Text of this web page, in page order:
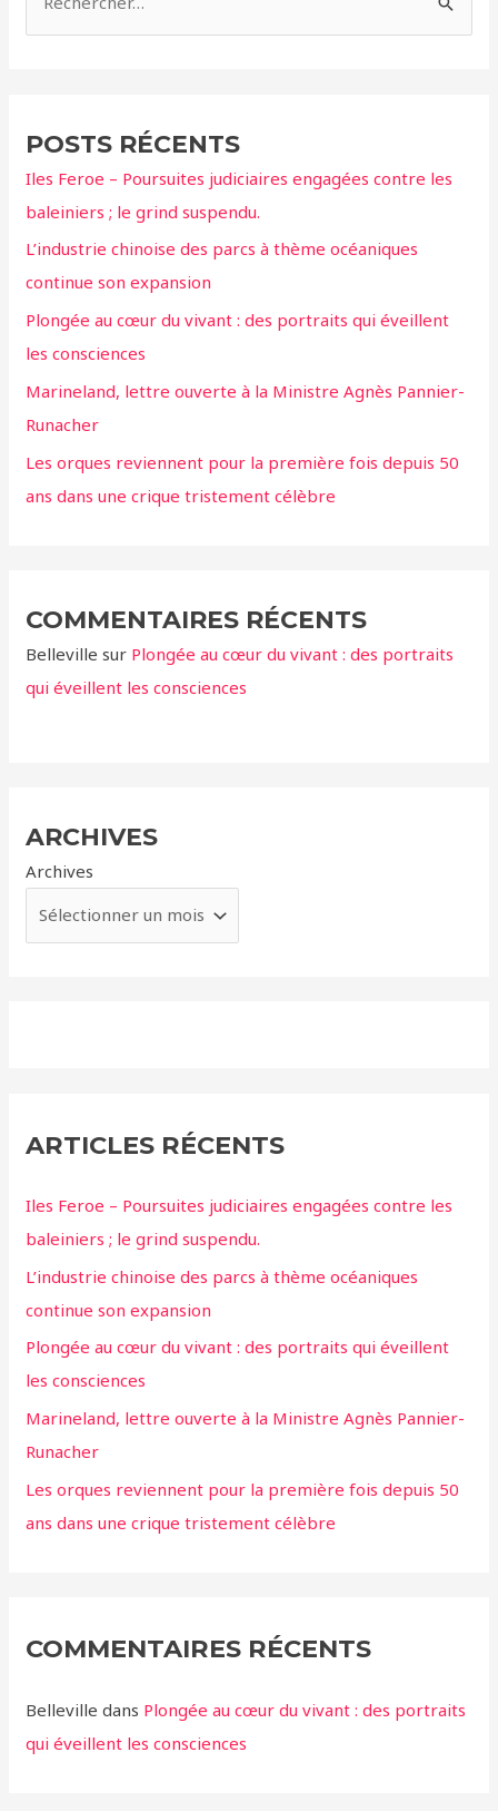
r
c
h
e
r
:
POSTS RÉCENTS
Iles Feroe – Poursuites judiciaires engagées contre les
baleiniers ; le grind suspendu.
L’industrie chinoise des parcs à thème océaniques
continue son expansion
Plongée au cœur du vivant : des portraits qui éveillent
les consciences
Marineland, lettre ouverte à la Ministre Agnès Pannier-
Runacher
Les orques reviennent pour la première fois depuis 50
ans dans une crique tristement célèbre
COMMENTAIRES RÉCENTS
Belleville sur Plongée au cœur du vivant : des portraits
qui éveillent les consciences
ARCHIVES
Archives
ARTICLES RÉCENTS
Iles Feroe – Poursuites judiciaires engagées contre les
baleiniers ; le grind suspendu.
L’industrie chinoise des parcs à thème océaniques
continue son expansion
Plongée au cœur du vivant : des portraits qui éveillent
les consciences
Marineland, lettre ouverte à la Ministre Agnès Pannier-
Runacher
Les orques reviennent pour la première fois depuis 50
ans dans une crique tristement célèbre
COMMENTAIRES RÉCENTS
Belleville dans Plongée au cœur du vivant : des portraits
qui éveillent les consciences